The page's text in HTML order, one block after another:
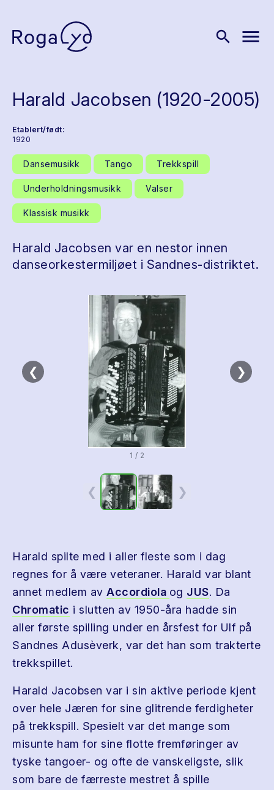
search menu
Harald Jacobsen (1920-2005)
Etablert/født:
1920
Dansemusikk Tango Trekkspill
Underholdningsmusikk Valser
Klassisk musikk
Harald Jacobsen var en nestor innen
danseorkestermiljøet i Sandnes-distriktet.
❮ ❯
1 / 2
❮ ❯
Harald spilte med i aller fleste som i dag
regnes for å være veteraner. Harald var blant
annet medlem av Accordiola og JUS. Da
Chromatic i slutten av 1950-åra hadde sin
aller første spilling under en årsfest for Ulf på
Sandnes Adusèverk, var det han som trakterte
trekkspillet.
Harald Jacobsen var i sin aktive periode kjent
over hele Jæren for sine glitrende ferdigheter
på trekkspill. Spesielt var det mange som
misunte ham for sine flotte fremføringer av
tyske tangoer- og ofte de vanskeligste, slik
som bare de færreste mestret å spille